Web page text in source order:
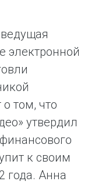
электронной
том, что
утвердил
к своим
года. Анна